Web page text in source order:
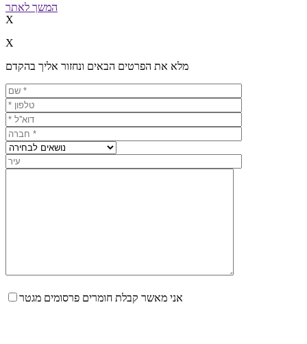
המשך לאתר
X
X
מלא את הפרטים הבאים ונחזור אליך בהקדם
אני מאשר קבלת חומרים פרסומים מגטר